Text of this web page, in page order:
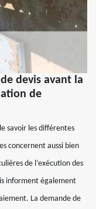
devis avant la
de
savoir les différentes
concernent aussi bien
de l’exécution des
informent également
La demande de